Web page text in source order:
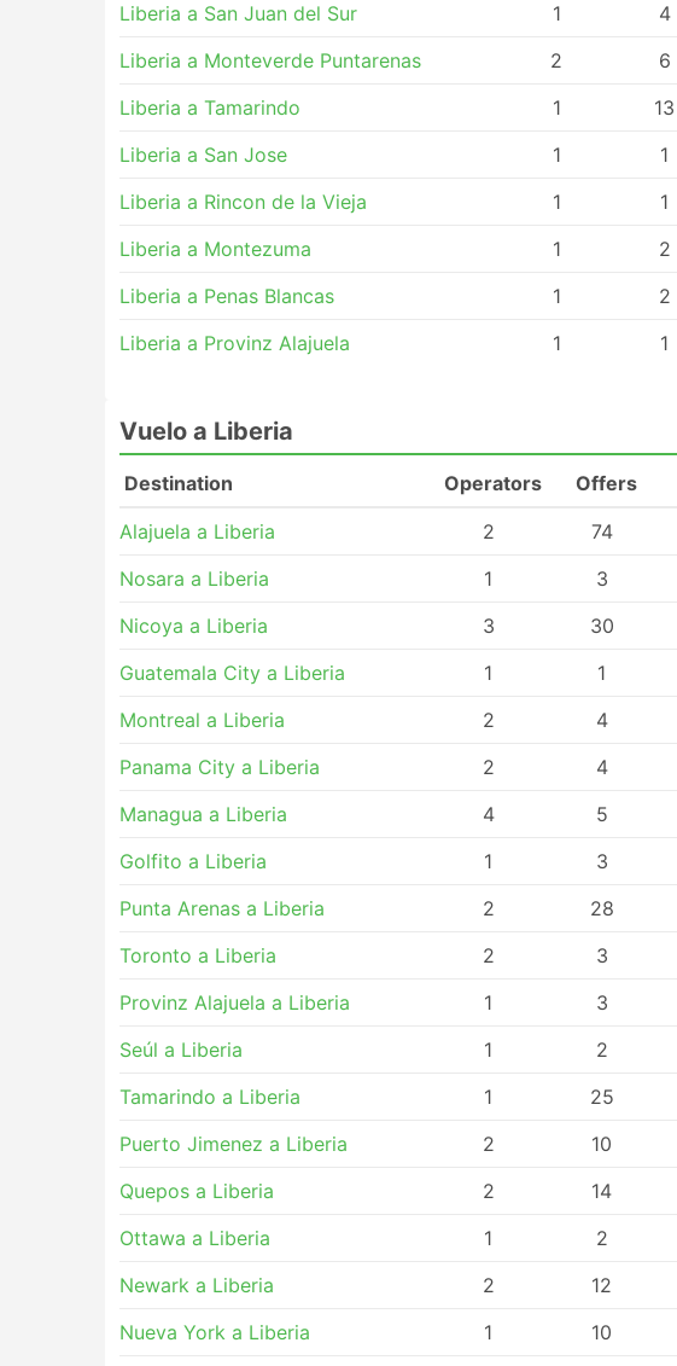
Liberia a San Juan del Sur
1 4
Liberia a Monteverde Puntarenas
2 6
Liberia a Tamarindo
1 13
Liberia a San Jose
1 1
Liberia a Rincon de la Vieja
1 1
Liberia a Montezuma
1 2
Liberia a Penas Blancas
1 2
Liberia a Provinz Alajuela
1 1
Vuelo a Liberia
Destination Operators Offers
Alajuela a Liberia
2 74
Nosara a Liberia
1 3
Nicoya a Liberia
3 30
Guatemala City a Liberia
1 1
Montreal a Liberia
2 4
Panama City a Liberia
2 4
Managua a Liberia
4 5
Golfito a Liberia
1 3
Punta Arenas a Liberia
2 28
Toronto a Liberia
2 3
Provinz Alajuela a Liberia
1 3
Seúl a Liberia
1 2
Tamarindo a Liberia
1 25
Puerto Jimenez a Liberia
2 10
Quepos a Liberia
2 14
Ottawa a Liberia
1 2
Newark a Liberia
2 12
Nueva York a Liberia
1 10